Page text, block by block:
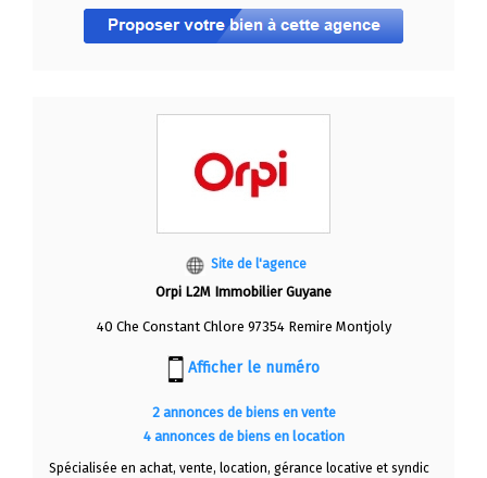
Site de l'agence
Orpi L2M Immobilier Guyane
40 Che Constant Chlore 97354 Remire Montjoly
2 annonces de biens en vente
Afficher le numéro
4 annonces de biens en location
Spécialisée en achat, vente, location, gérance locative et syndic